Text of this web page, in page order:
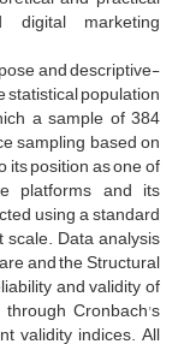
marketing
and descriptive-
statistical population
a sample of 384
sampling based on
its position as one of
platforms and its
using a standard
Data analysis
and the Structural
and validity of
Cronbach's
validity indices. All